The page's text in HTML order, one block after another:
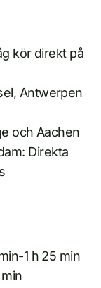
kör direkt på
Antwerpen
och Aachen
Direkta
1 h 25 min